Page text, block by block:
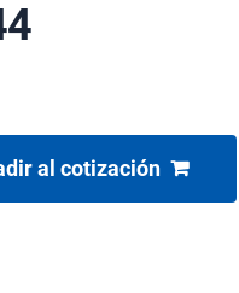
al cotización